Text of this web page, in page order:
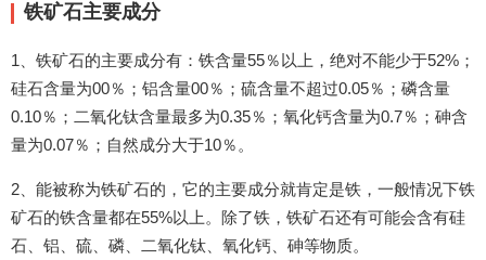
铁矿石主要成分
1、铁矿石的主要成分有：铁含量55％以上，绝对不能少于52%；
硅石含量为00％；铝含量00％；硫含量不超过0.05％；磷含量
0.10％；二氧化钛含量最多为0.35％；氧化钙含量为0.7％；砷含
量为0.07％；自然成分大于10％。
2、能被称为铁矿石的，它的主要成分就肯定是铁，一般情况下铁
矿石的铁含量都在55%以上。除了铁，铁矿石还有可能会含有硅
石、铝、硫、磷、二氧化钛、氧化钙、砷等物质。